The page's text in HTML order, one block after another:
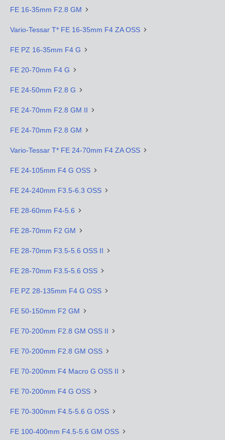
FE 16-35mm F2.8 GM
Vario-Tessar T* FE 16-35mm F4 ZA OSS
FE PZ 16-35mm F4 G
FE 20-70mm F4 G
FE 24-50mm F2.8 G
FE 24-70mm F2.8 GM II
FE 24-70mm F2.8 GM
Vario-Tessar T* FE 24-70mm F4 ZA OSS
FE 24-105mm F4 G OSS
FE 24-240mm F3.5-6.3 OSS
FE 28-60mm F4-5.6
FE 28-70mm F2 GM
FE 28-70mm F3.5-5.6 OSS II
FE 28-70mm F3.5-5.6 OSS
FE PZ 28-135mm F4 G OSS
FE 50-150mm F2 GM
FE 70-200mm F2.8 GM OSS II
FE 70-200mm F2.8 GM OSS
FE 70-200mm F4 Macro G OSS II
FE 70-200mm F4 G OSS
FE 70-300mm F4.5-5.6 G OSS
FE 100-400mm F4.5-5.6 GM OSS